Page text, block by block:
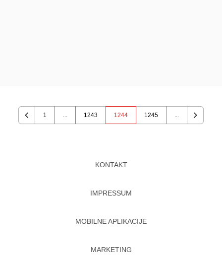
Previous
1 ... 1243 1244 1245 ...
Next
KONTAKT
IMPRESSUM
MOBILNE APLIKACIJE
MARKETING